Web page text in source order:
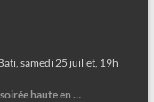
samedi 25 juillet, 19h
haute en …